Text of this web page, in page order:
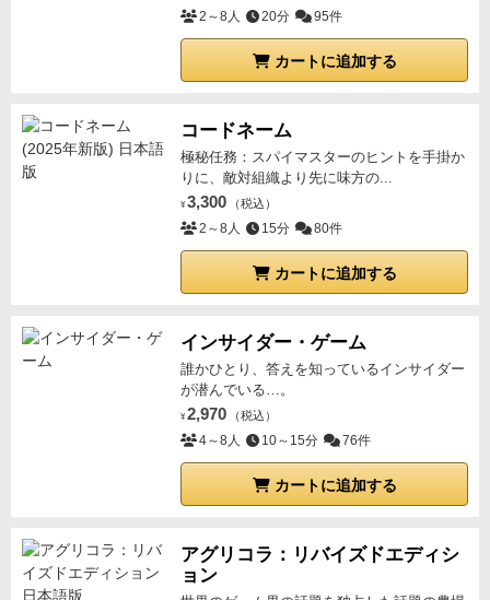
2～8人 20分 95件
カートに追加する
コードネーム
極秘任務：スパイマスターのヒントを手掛か
りに、敵対組織より先に味方の...
¥ 3,300 （税込）
2～8人 15分 80件
カートに追加する
インサイダー・ゲーム
誰かひとり、答えを知っているインサイダー
が潜んでいる…。
¥ 2,970 （税込）
4～8人 10～15分 76件
カートに追加する
アグリコラ：リバイズドエディシ
ョン